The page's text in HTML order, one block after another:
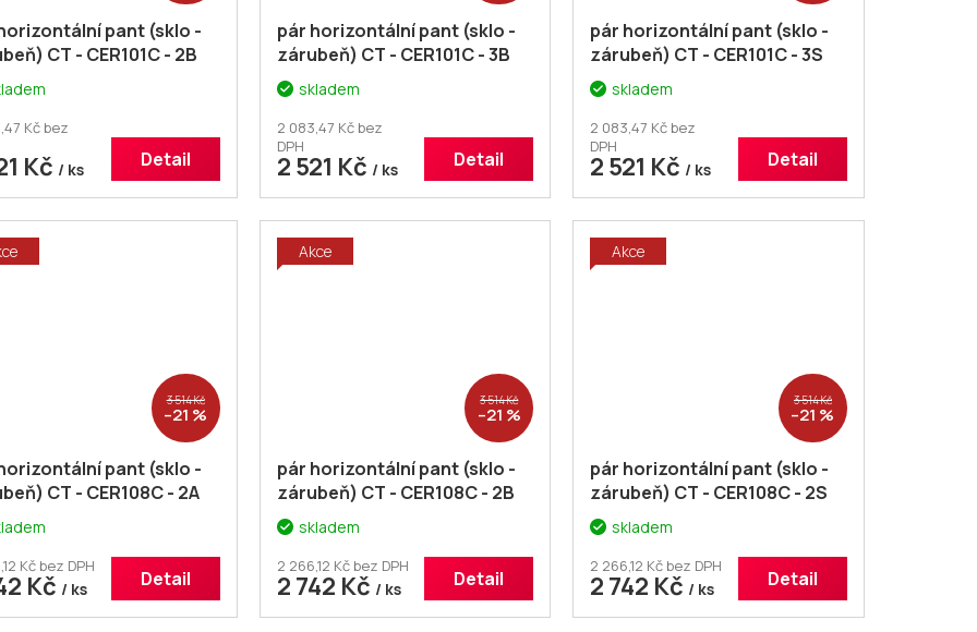
pant (sklo -
CT - CER101C - 2B
Kč bez
Kč / ks Detail
pár horizontální pant (sklo -
zárubeň) CT - CER101C - 3B
skladem
2 083,47 Kč bez
DPH
2 521 Kč / ks Detail
pár horizontální pant (sklo -
zárubeň) CT - CER101C - 3S
skladem
2 083,47 Kč bez
DPH
2 521 Kč / ks Detail
3 514 Kč
–21 %
pant (sklo -
CT - CER108C - 2A
Kč bez DPH
Kč / ks Detail
Akce
3 514 Kč
–21 %
pár horizontální pant (sklo -
zárubeň) CT - CER108C - 2B
skladem
2 266,12 Kč bez DPH
2 742 Kč / ks Detail
Akce
3 514 Kč
–21 %
pár horizontální pant (sklo -
zárubeň) CT - CER108C - 2S
skladem
2 266,12 Kč bez DPH
2 742 Kč / ks Detail